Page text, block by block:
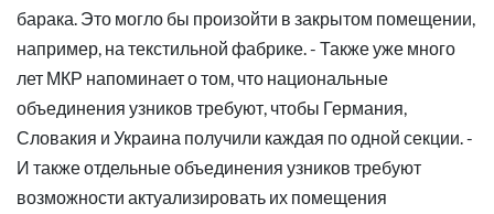
барака. Это могло бы произойти в закрытом помещении,
например, на текстильной фабрике. - Также уже много
лет МКР напоминает о том, что национальные
объединения узников требуют, чтобы Германия,
Словакия и Украина получили каждая по одной секции. -
И также отдельные объединения узников требуют
возможности актуализировать их помещения